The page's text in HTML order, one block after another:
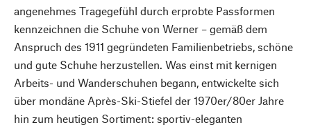
angenehmes Tragegefühl durch erprobte Passformen
kennzeichnen die Schuhe von Werner – gemäß dem
Anspruch des 1911 gegründeten Familienbetriebs, schöne
und gute Schuhe herzustellen. Was einst mit kernigen
Arbeits- und Wanderschuhen begann, entwickelte sich
über mondäne Après-Ski-Stiefel der 1970er/80er Jahre
hin zum heutigen Sortiment: sportiv-eleganten